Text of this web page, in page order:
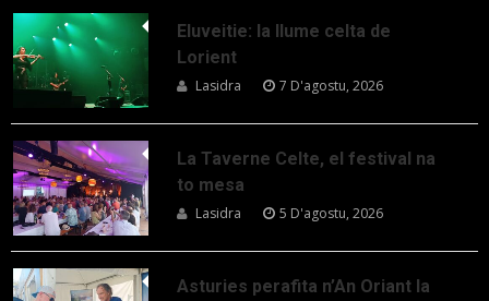
Eluveitie: la llume celta de
Lorient
Lasidra 7 D'agostu, 2026
La Taverne Celte, el festival na
to mesa
Lasidra 5 D'agostu, 2026
Asturies perafita n’An Oriant la